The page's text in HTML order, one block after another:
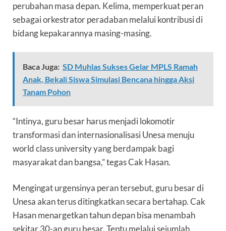
perubahan masa depan. Kelima, memperkuat peran
sebagai orkestrator peradaban melalui kontribusi di
bidang kepakarannya masing-masing.
Baca Juga: SD Muhlas Sukses Gelar MPLS Ramah
Anak, Bekali Siswa Simulasi Bencana hingga Aksi
Tanam Pohon
“Intinya, guru besar harus menjadi lokomotir
transformasi dan internasionalisasi Unesa menuju
world class university yang berdampak bagi
masyarakat dan bangsa,” tegas Cak Hasan.
Mengingat urgensinya peran tersebut, guru besar di
Unesa akan terus ditingkatkan secara bertahap. Cak
Hasan menargetkan tahun depan bisa menambah
sekitar 30-an guru besar. Tentu melalui sejumlah